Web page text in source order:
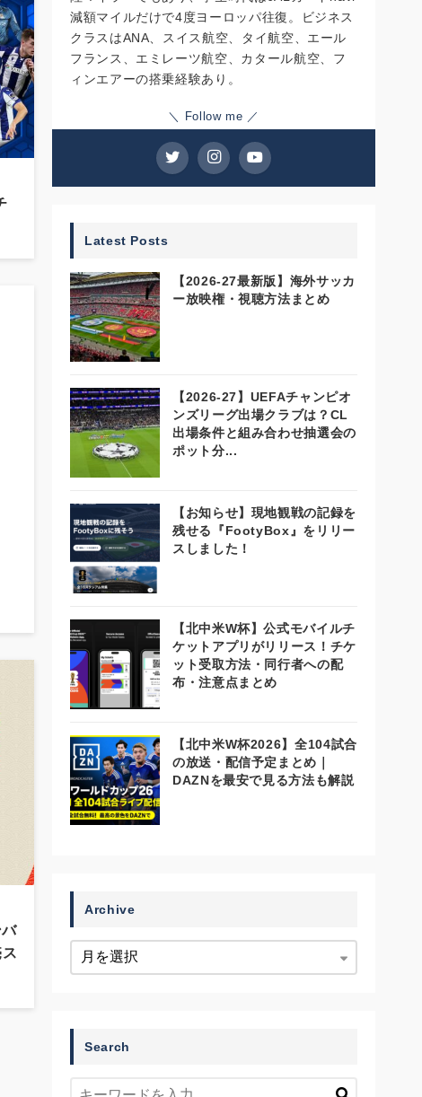
減額マイルだけで4度ヨーロッパ往復。ビジネス
クラスはANA、スイス航空、タイ航空、エール
フランス、エミレーツ航空、カタール航空、フ
ィンエアーの搭乗経験あり。
＼ Follow me ／
Latest Posts
【2026-27最新版】海外サッカ
ー放映権・視聴方法まとめ
【2026-27】UEFAチャンピオ
ンズリーグ出場クラブは？CL
出場条件と組み合わせ抽選会の
ポット分...
【お知らせ】現地観戦の記録を
残せる『FootyBox』をリリー
スしました！
【北中米W杯】公式モバイルチ
ケットアプリがリリース！チケ
ット受取方法・同行者への配
布・注意点まとめ
【北中米W杯2026】全104試合
の放送・配信予定まとめ｜
DAZNを最安で見る方法も解説
Archive
Search